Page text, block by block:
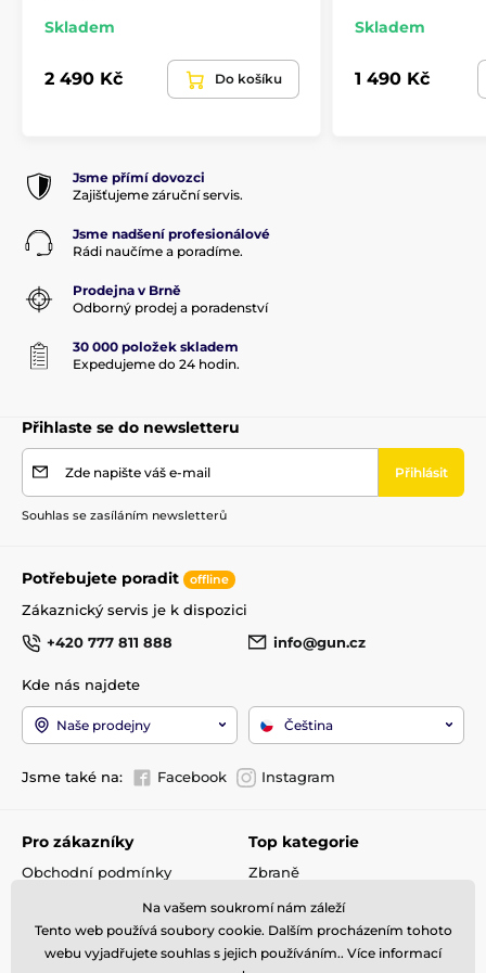
Skladem
2 490 Kč Do košíku
Skladem
1 490 Kč
Jsme přímí dovozci
Zajišťujeme záruční servis.
Jsme nadšení profesionálové
Rádi naučíme a poradíme.
Prodejna v Brně
Odborný prodej a poradenství
30 000 položek skladem
Expedujeme do 24 hodin.
Přihlaste se do newsletteru
Zde napište váš e-mail Přihlásit
Souhlas se zasíláním newsletterů
Potřebujete poradit offline
Zákaznický servis je k dispozici
+420 777 811 888
info@gun.cz
Kde nás najdete
Naše prodejny Čeština
Jsme také na: Facebook Instagram
Pro zákazníky
Obchodní podmínky
Reklamace
Kontakty
Top kategorie
Zbraně
Střelivo
Příslušenství
Na vašem soukromí nám záleží
Tento web používá soubory cookie. Dalším procházením tohoto
webu vyjadřujete souhlas s jejich používáním.. Více informací